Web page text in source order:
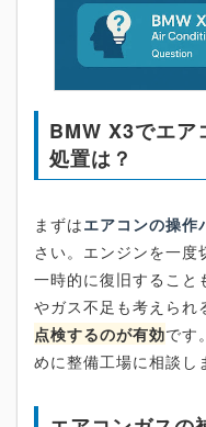
BMW X3でエア
処置は？
まずはエアコンの操作
さい。エンジンを一度
一時的に復旧すること
やガス不足も考えられ
点検するのが有効です
めに整備工場に相談し